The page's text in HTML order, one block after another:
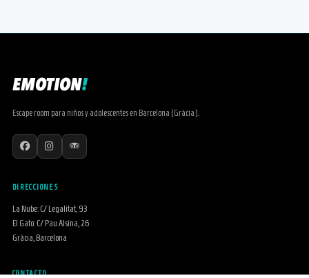
EMOTION!
Escape room para niños y adolescentes en Barcelona (Gràcia).
DIRECCIONES
La Nube: C/ Legalitat, 93
El Gato: C/ Pau Alsina, 26
Gràcia, Barcelona
CONTACTO